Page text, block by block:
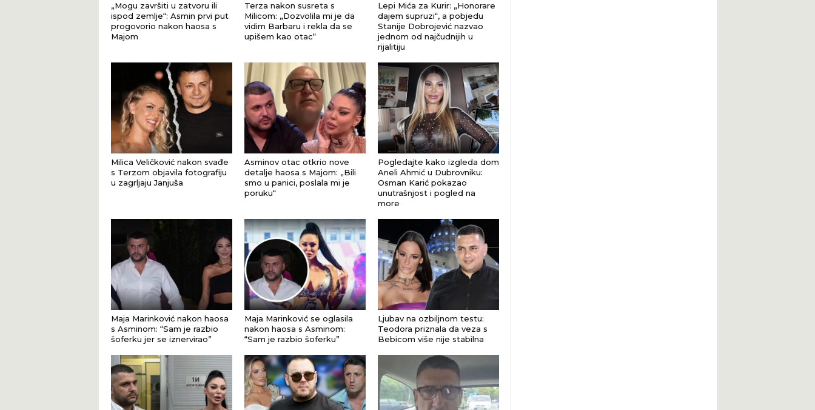
„Mogu završiti u zatvoru ili
ispod zemlje“: Asmin prvi put
progovorio nakon haosa s
Majom
Terza nakon susreta s
Milicom: „Dozvolila mi je da
vidim Barbaru i rekla da se
upišem kao otac“
Lepi Mića za Kurir: „Honorare
dajem supruzi“, a pobjedu
Stanije Dobrojević nazvao
jednom od najčudnijih u
rijalitiju
Milica Veličković nakon svađe
s Terzom objavila fotografiju
u zagrljaju Janjuša
Asminov otac otkrio nove
detalje haosa s Majom: „Bili
smo u panici, poslala mi je
poruku“
Pogledajte kako izgleda dom
Aneli Ahmić u Dubrovniku:
Osman Karić pokazao
unutrašnjost i pogled na
more
Maja Marinković nakon haosa
s Asminom: “Sam je razbio
šoferku jer se iznervirao”
Maja Marinković se oglasila
nakon haosa s Asminom:
“Sam je razbio šoferku”
Ljubav na ozbiljnom testu:
Teodora priznala da veza s
Bebicom više nije stabilna